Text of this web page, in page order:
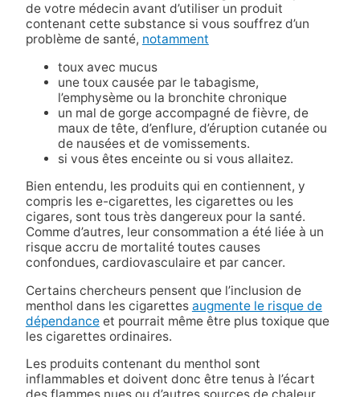
de votre médecin avant d’utiliser un produit
contenant cette substance si vous souffrez d’un
problème de santé, notamment
toux avec mucus
une toux causée par le tabagisme,
l’emphysème ou la bronchite chronique
un mal de gorge accompagné de fièvre, de
maux de tête, d’enflure, d’éruption cutanée ou
de nausées et de vomissements.
si vous êtes enceinte ou si vous allaitez.
Bien entendu, les produits qui en contiennent, y
compris les e-cigarettes, les cigarettes ou les
cigares, sont tous très dangereux pour la santé.
Comme d’autres, leur consommation a été liée à un
risque accru de mortalité toutes causes
confondues, cardiovasculaire et par cancer.
Certains chercheurs pensent que l’inclusion de
menthol dans les cigarettes augmente le risque de
dépendanceet pourrait même être plus toxique que
les cigarettes ordinaires.
Les produits contenant du menthol sont
inflammables et doivent donc être tenus à l’écart